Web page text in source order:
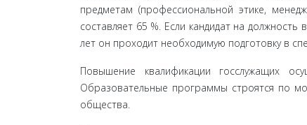
пред­метам (профессиональной этике,
состав­ляет 65 %. Если кандидат на
лет он проходит необходимую подготовку в
Повышение квалификации госслужащих
Образовательные программы строятся по
общества.